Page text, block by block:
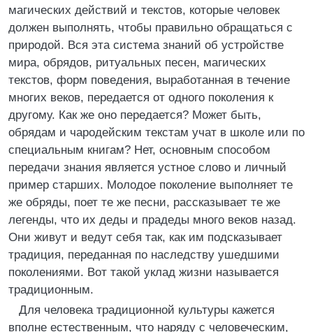
магических действий и текстов, которые человек
должен выполнять, чтобы правильно обращаться с
природой. Вся эта система знаний об устройстве
мира, обрядов, ритуальных песен, магических
текстов, форм поведения, выработанная в течение
многих веков, передается от одного поколения к
другому. Как же оно передается? Может быть,
обрядам и чародейским текстам учат в школе или по
специальным книгам? Нет, основным способом
передачи знания является устное слово и личный
пример старших. Молодое поколение выполняет те
же обряды, поет те же песни, рассказывает те же
легенды, что их деды и прадеды много веков назад.
Они живут и ведут себя так, как им подсказывает
традиция, переданная по наследству ушедшими
поколениями. Вот такой уклад жизни называется
традиционным.
Для человека традиционной культуры кажется
вполне естественным, что наряду с человеческим,